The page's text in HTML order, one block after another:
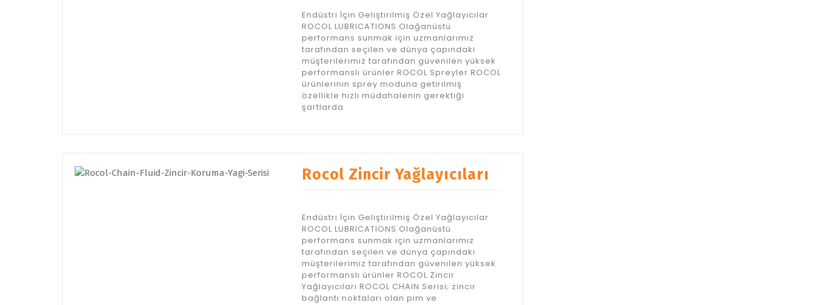
Endüstri İçin Geliştirilmiş Özel Yağlayıcılar
ROCOL LUBRICATIONS Olağanüstü
performans sunmak için uzmanlarımız
tarafından seçilen ve dünya çapındaki
müşterilerimiz tarafından güvenilen yüksek
performanslı ürünler ROCOL Spreyler ROCOL
ürünlerinin sprey moduna getirilmiş
özellikle hızlı müdahalenin gerektiği
şartlarda
Rocol Zincir Yağlayıcıları
Endüstri İçin Geliştirilmiş Özel Yağlayıcılar
ROCOL LUBRICATIONS Olağanüstü
performans sunmak için uzmanlarımız
tarafından seçilen ve dünya çapındaki
müşterilerimiz tarafından güvenilen yüksek
performanslı ürünler ROCOL Zincir
Yağlayıcıları ROCOL CHAIN Serisi; zincir
bağlantı noktaları olan pim ve